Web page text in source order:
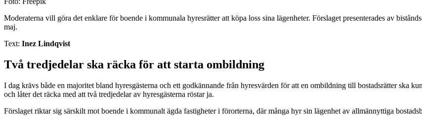
Moderaterna vill göra det enklare för boende i kommunala hyresrätter att köpa loss sina lägenheter. Förslaget presenterades av
maj.
Text: Inez Lindqvist
Två tredjedelar ska räcka för att starta ombildning
I dag krävs både en majoritet bland hyresgästerna och ett godkännande från hyresvärden för att en ombildning till bostadsrätter ska
och låter det räcka med att två tredjedelar av hyresgästerna röstar ja.
Förslaget riktar sig särskilt mot boende i kommunalt ägda fastigheter i förorterna, där många hyr sin lägenhet av allmännyttiga